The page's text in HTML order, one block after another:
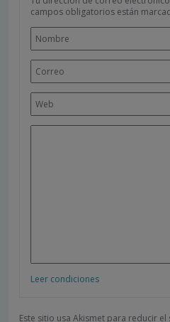
campos obligatorios están
Leer condiciones
Este sitio usa Akismet para reducir el